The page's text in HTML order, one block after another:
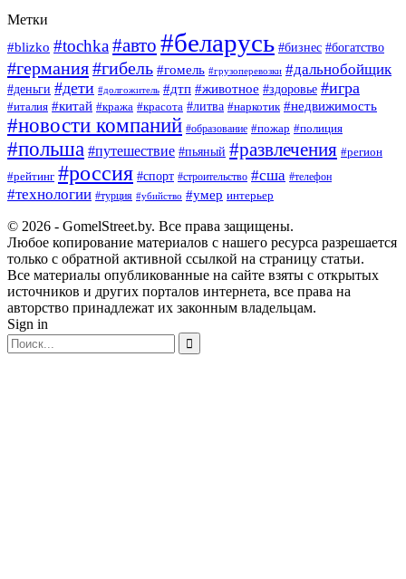
Метки
#blizko #tochka#авто #беларусь #бизнес #богатство
#германия#гибель #гомель #грузоперевозки #дальнобойщик
#деньги #дети #долгожитель #дтп #животное #здоровье #игра
#италия #китай #кража #красота #литва #наркотик #недвижимость
#новости компаний #образование #пожар #полиция
#польша #путешествие #пьяный #развлечения #регион
#рейтинг #россия #спорт #строительство #сша #телефон
#технологии #турция #убийство #умер интерьер
© 2026 - GomelStreet.by. Все права защищены.
Любое копирование материалов с нашего ресурса разрешается
только с обратной активной ссылкой на страницу статьи.
Все материалы опубликованные на сайте взяты с открытых
источников и других порталов интернета, все права на
авторство принадлежат их законным владельцам.
Sign in